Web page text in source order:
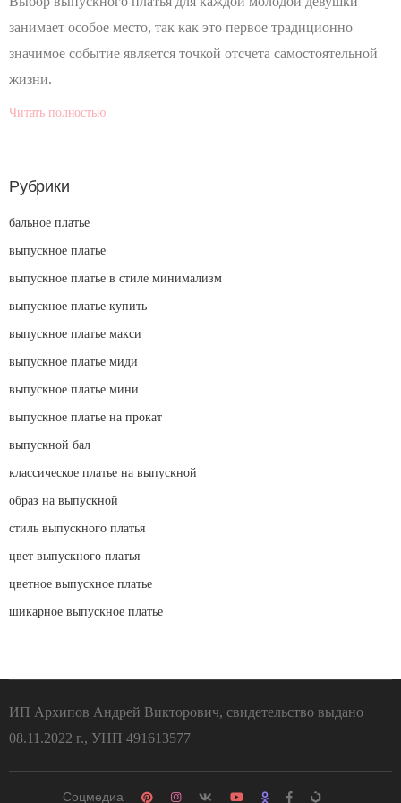
занимает особое место, так как это первое традиционно
значимое событие является точкой отсчета самостоятельной
жизни.
Читать полностью
Рубрики
бальное платье
выпускное платье
выпускное платье в стиле минимализм
выпускное платье купить
выпускное платье макси
выпускное платье миди
выпускное платье мини
выпускное платье на прокат
выпускной бал
классическое платье на выпускной
образ на выпускной
стиль выпускного платья
цвет выпускного платья
цветное выпускное платье
шикарное выпускное платье
ИП Архипов Андрей Викторович, свидетельство выдано
08.11.2022 г., УНП 491613577
Соцмедиа